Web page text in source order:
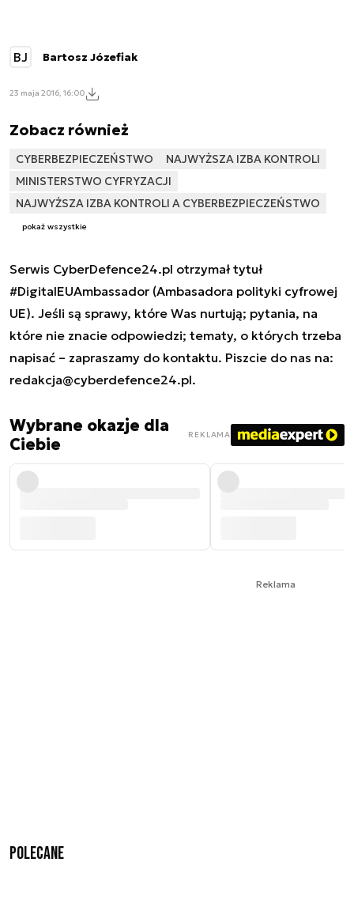
BJ Bartosz Józefiak
23 maja 2016, 16:00
Zobacz również
CYBERBEZPIECZEŃSTWO
NAJWYŻSZA IZBA KONTROLI
MINISTERSTWO CYFRYZACJI
NAJWYŻSZA IZBA KONTROLI A CYBERBEZPIECZEŃSTWO
pokaż wszystkie
Serwis CyberDefence24.pl otrzymał tytuł
#DigitalEUAmbassador (Ambasadora polityki cyfrowej
UE). Jeśli są sprawy, które Was nurtują; pytania, na
które nie znacie odpowiedzi; tematy, o których trzeba
napisać – zapraszamy do kontaktu. Piszcie do nas na:
redakcja@cyberdefence24.pl.
Wybrane okazje dla
Ciebie
REKLAMA
Reklama
Polecane